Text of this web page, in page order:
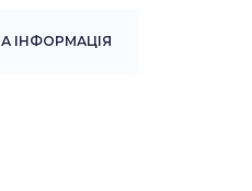
ІНФОРМАЦІЯ